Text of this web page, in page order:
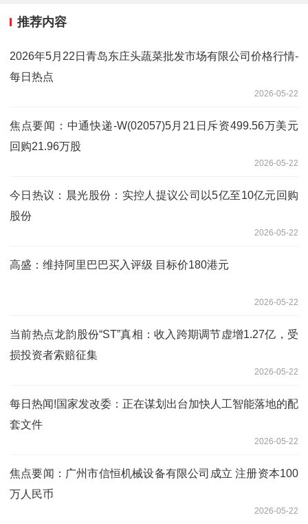
推荐内容
2026年5月22日青岛东庄头蔬菜批发市场有限公司价格行情-
每日热点
2026-05-22
焦点要闻：中通快递-W(02057)5月21日斥资499.56万美元
回购21.96万股
2026-05-22
今日热议：晨光股份：实控人提议公司以5亿至10亿元回购
股份
2026-05-22
高盛：维持阿里巴巴买入评级 目标价180港元
2026-05-22
当前热点龙韵股份“ST”真相：收入跨期调节虚增1.27亿，受
损投资者索赔征集
2026-05-22
每日热闻!国家发改委：正在谋划出台加快人工智能落地的配
套文件
2026-05-22
焦点要闻：广州市信恒机械设备有限公司成立 注册资本100
万人民币
2026-05-22